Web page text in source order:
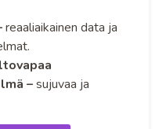
reaaliaikainen data ja
–sujuvaa ja